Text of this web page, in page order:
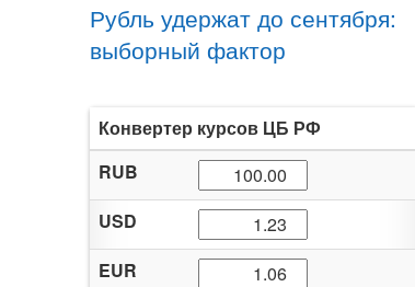
Рубль удержат до сентября:
выборный фактор
Конвертер курсов ЦБ РФ
RUB
USD
EUR